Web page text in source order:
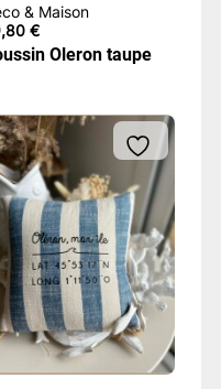
& Maison
€
Oleron taupe